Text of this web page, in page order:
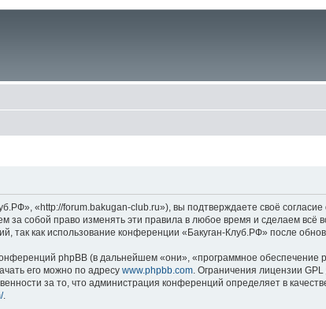
«http://forum.bakugan-club.ru»), вы подтверждаете своё
собой право изменять эти правила в любое время и сделаем всё
как использование конференции «Бакуган-Клуб.РФ» после
phpBB (в дальнейшем «они», «программное обеспечение
его можно по адресу www.phpbb.com . Ограничения лицензии
за то, что администрация конференций определяет в
.